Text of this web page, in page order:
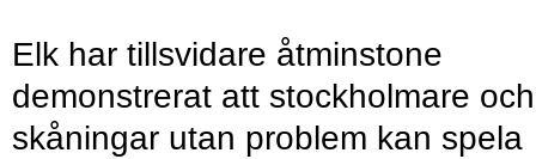
Elk har tillsvidare åtminstone
demonstrerat att stockholmare och
skåningar utan problem kan spela